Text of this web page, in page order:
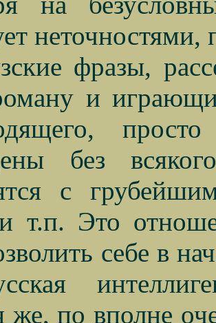
фразы,
и
без
с
т.п. Это
себе в
же, по вполне